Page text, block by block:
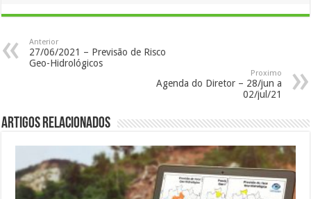
Anterior
27/06/2021 – Previsão de Risco
Geo-Hidrológicos
Proximo
Agenda do Diretor – 28/jun a
02/jul/21
Artigos Relacionados